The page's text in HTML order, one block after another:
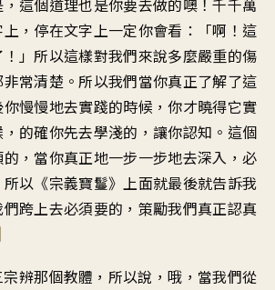
這個道理也是你要去做的噢！千千萬
，停在文字上一定你會看：「啊！這
」所以這樣對我們來說多麼嚴重的傷
常清楚。所以我們當你真正了解了這
慢慢地去實踐的時候，你才曉得它實
的確你先去學淺的，讓你認知。這個
，當你真正地一步一步地去深入，必
以《宗義寶鬘》上面就最後就告訴我
跨上去必須要的，策勵我們真正認真
辨那個教體，所以說，哦，當我們從